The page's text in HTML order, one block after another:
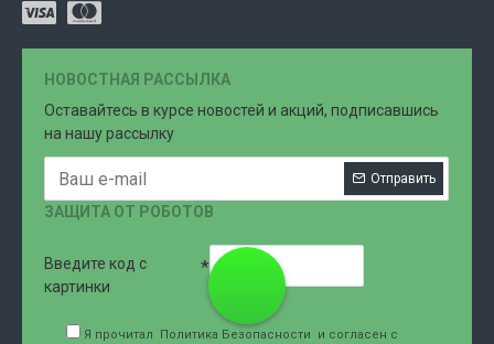
НОВОСТНАЯ РАССЫЛКА
Оставайтесь в курсе новостей и акций, подписавшись
на нашу рассылку
Отправить
ЗАЩИТА ОТ РОБОТОВ
Введите код с
картинки
Я прочитал Политика Безопасности и согласен с